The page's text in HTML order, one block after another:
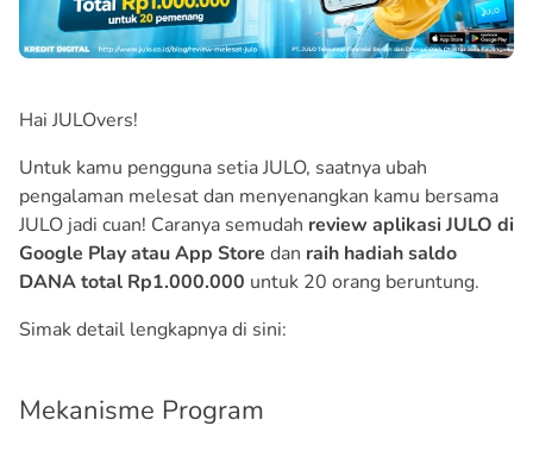
Hai JULOvers!
Untuk kamu pengguna setia JULO, saatnya ubah
pengalaman melesat dan menyenangkan kamu bersama
JULO jadi cuan! Caranya semudah review aplikasi JULO di
Google Play atau App Store dan raih hadiah saldo
DANA total Rp1.000.000 untuk 20 orang beruntung.
Simak detail lengkapnya di sini:
Mekanisme Program